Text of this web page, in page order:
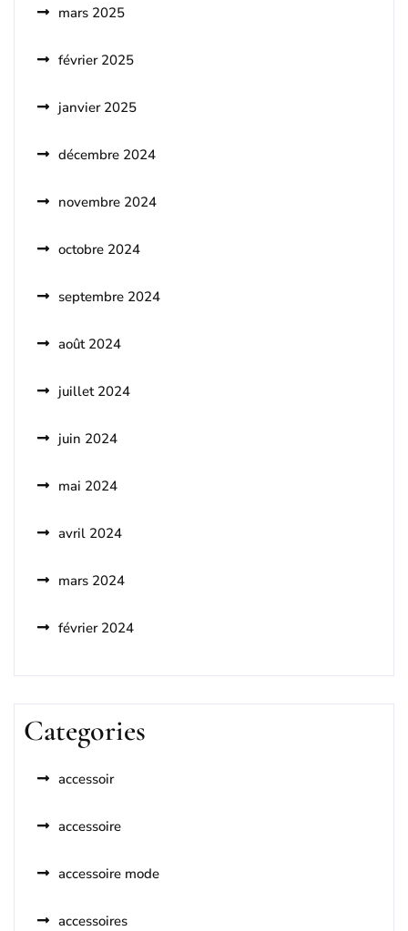
mars 2025
février 2025
janvier 2025
décembre 2024
novembre 2024
octobre 2024
septembre 2024
août 2024
juillet 2024
juin 2024
mai 2024
avril 2024
mars 2024
février 2024
Categories
accessoir
accessoire
accessoire mode
accessoires